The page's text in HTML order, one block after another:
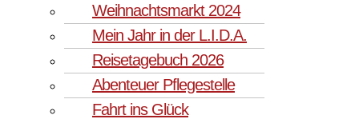
Weihnachtsmarkt 2024
Mein Jahr in der L.I.D.A.
Reisetagebuch 2026
Abenteuer Pflegestelle
Fahrt ins Glück
SPENDEN OHNE EIGENES
GELD
AKTIV MITHELFEN